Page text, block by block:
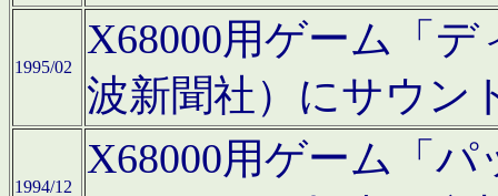
1995/02
X68000用ゲーム「
波新聞社）にサウン
1994/12
X68000用ゲーム「